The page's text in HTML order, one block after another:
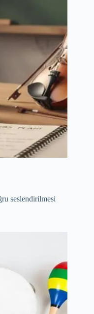
seslendirilmesi